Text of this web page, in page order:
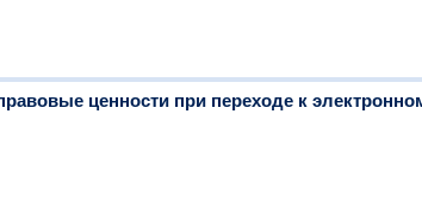
ценности при переходе к